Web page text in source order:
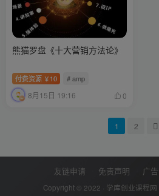
熊猫罗盘《十大营销方法论》
付费资源 ￥ 10 # amp
8月15日 19:16 0
1 2
友链申请 免责声明 广
Copyright © 2022 · 学库创业课程网